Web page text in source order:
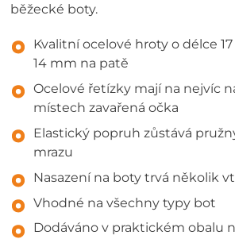
běžecké boty.
Kvalitní ocelové hroty o délce
14 mm na patě
Ocelové řetízky mají na nejvíc
místech zavařená očka
Elastický popruh zůstává
mrazu
Nasazení na boty trvá několik
Vhodné na všechny typy bot
Dodáváno v praktickém obalu